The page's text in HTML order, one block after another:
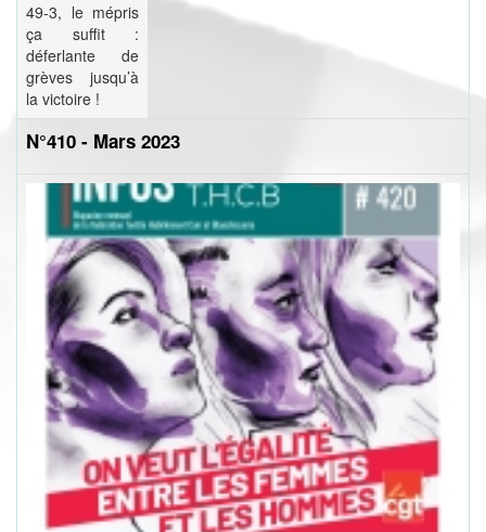
49-3, le mépris
ça suffit :
déferlante de
grèves jusqu’à
la victoire !
N°410 - Mars 2023